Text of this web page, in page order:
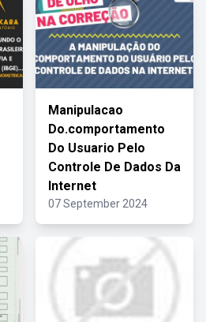
Manipulacao
Do.comportamento
Do Usuario Pelo
Controle De Dados Da
Internet
07 September 2024